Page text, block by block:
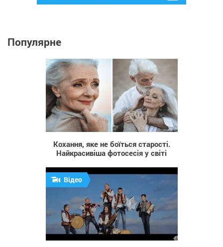
Популярне
10 728
Кохання, яке не боїться старості.
Найкрасивіша фотосесія у світі
Відео